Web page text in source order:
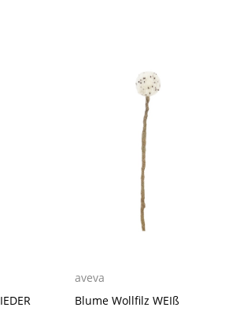
aveva
Blume Wollfilz WEIß